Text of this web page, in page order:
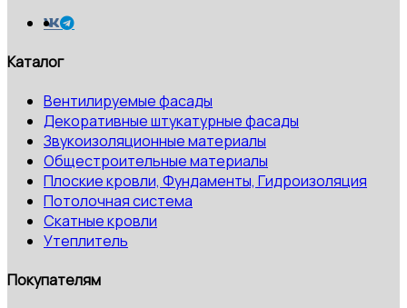
Каталог
Вентилируемые фасады
Декоративные штукатурные фасады
Звукоизоляционные материалы
Общестроительные материалы
Плоские кровли, Фундаменты, Гидроизоляция
Потолочная система
Скатные кровли
Утеплитель
Покупателям